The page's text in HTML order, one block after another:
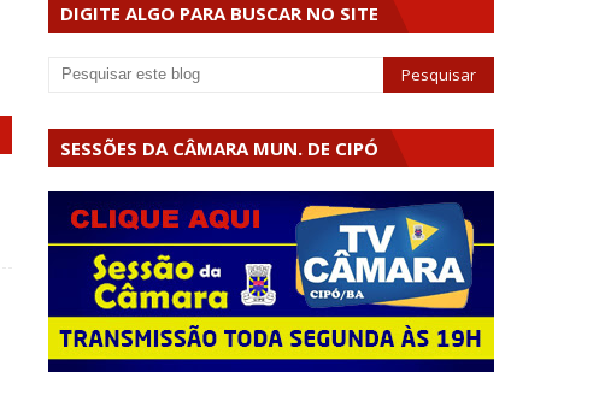
DIGITE ALGO PARA BUSCAR NO SITE
SESSÕES DA CÂMARA MUN. DE CIPÓ